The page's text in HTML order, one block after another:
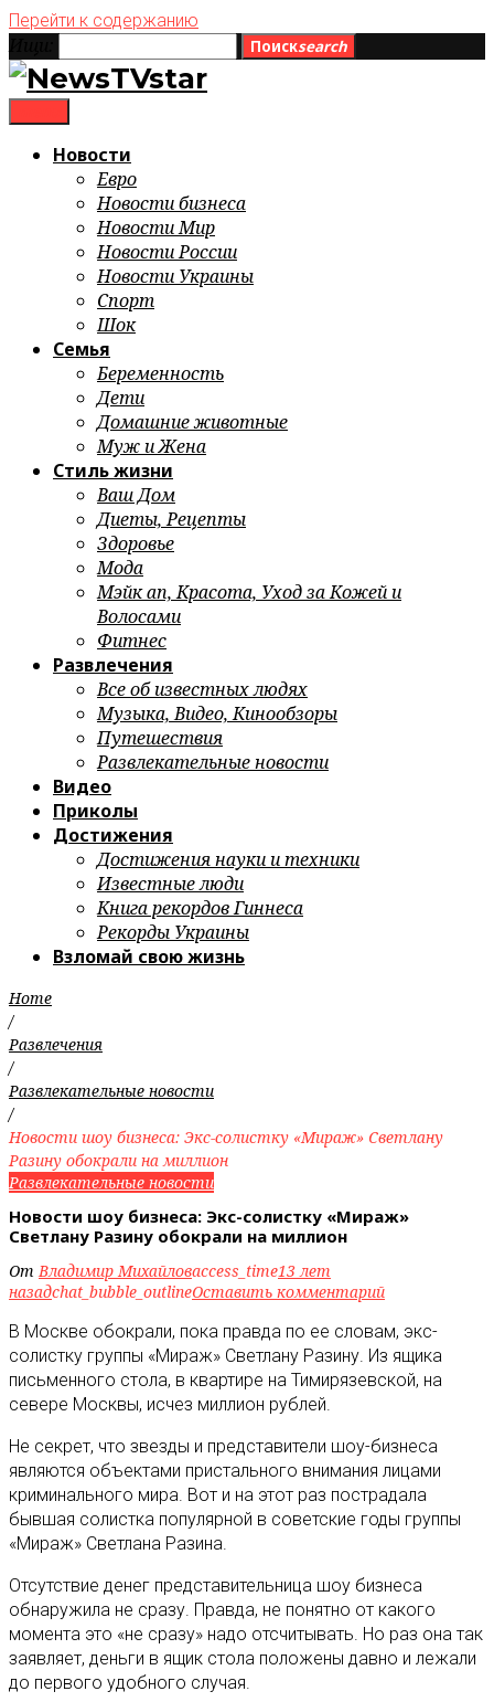
Перейти к содержанию
Поискsearch
Новости
Евро
Новости бизнеса
Новости Мир
Новости России
Новости Украины
Спорт
Шок
Семья
Беременность
Дети
Домашние животные
Муж и Жена
Стиль жизни
Ваш Дом
Диеты, Рецепты
Здоровье
Мода
Мэйк ап, Красота, Уход за Кожей и
Волосами
Фитнес
Развлечения
Все об известных людях
Музыка, Видео, Кинообзоры
Путешествия
Развлекательные новости
Видео
Приколы
Достижения
Достижения науки и техники
Известные люди
Книга рекордов Гиннеса
Рекорды Украины
Взломай свою жизнь
Home
/
Развлечения
/
Развлекательные новости
/
Новости шоу бизнеса: Экс-солистку «Мираж» Светлану
Разину обокрали на миллион
Развлекательные новости
Новости шоу бизнеса: Экс-солистку «Мираж»
Светлану Разину обокрали на миллион
ОтВладимир Михайловaccess_time13 лет
назадchat_bubble_outlineОставить комментарий
В Москве обокрали, пока правда по ее словам, экс-
солистку группы «Мираж» Светлану Разину. Из ящика
письменного стола, в квартире на Тимирязевской, на
севере Москвы, исчез миллион рублей.
Не секрет, что звезды и представители шоу-бизнеса
являются объектами пристального внимания лицами
криминального мира. Вот и на этот раз пострадала
бывшая солистка популярной в советские годы группы
«Мираж» Светлана Разина.
Отсутствие денег представительница шоу бизнеса
обнаружила не сразу. Правда, не понятно от какого
момента это «не сразу» надо отсчитывать. Но раз она так
заявляет, деньги в ящик стола положены давно и лежали
до первого удобного случая.